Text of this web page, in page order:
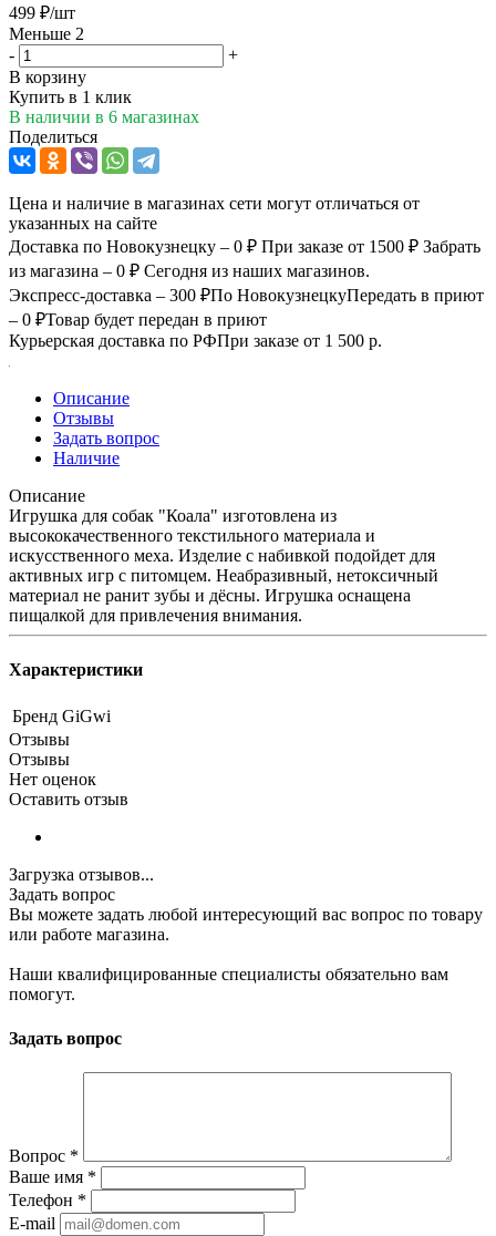
499 ₽/шт
Меньше 2
-
+
В корзину
Купить в 1 клик
В наличии в 6 магазинах
Поделиться
Цена и наличие в магазинах сети могут отличаться от
указанных на сайте
Доставка по Новокузнецку – 0 ₽ При заказе от 1500 ₽ Забрать
из магазина – 0 ₽ Сегодня из наших магазинов.
Экспресс-доставка – 300 ₽По НовокузнецкуПередать в приют
– 0 ₽Товар будет передан в приют
Курьерская доставка по РФПри заказе от 1 500 р.
Описание
Отзывы
Задать вопрос
Наличие
Описание
Игрушка для собак "Коала" изготовлена из
высококачественного текстильного материала и
искусственного меха. Изделие с набивкой подойдет для
активных игр с питомцем. Неабразивный, нетоксичный
материал не ранит зубы и дёсны. Игрушка оснащена
пищалкой для привлечения внимания.
Характеристики
Бренд GiGwi
Отзывы
Отзывы
Нет оценок
Оставить отзыв
Загрузка отзывов...
Задать вопрос
Вы можете задать любой интересующий вас вопрос по товару
или работе магазина.
Наши квалифицированные специалисты обязательно вам
помогут.
Задать вопрос
Вопрос *
Ваше имя *
Телефон *
E-mail